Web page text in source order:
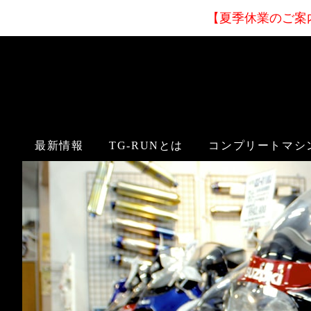
【夏季休業のご案
最新情報 TG-RUNとは コンプリートマシ